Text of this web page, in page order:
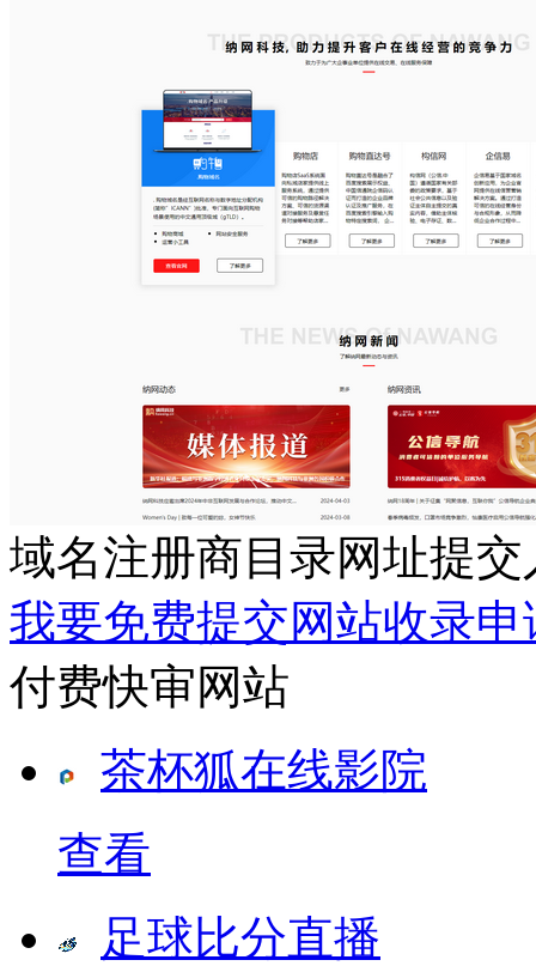
域名注册商目录网址提交
我要免费提交网站收录申
付费快审网站
茶杯狐在线影院
查看
足球比分直播